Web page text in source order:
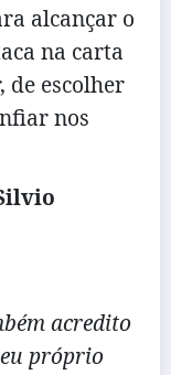
alcançar o
na carta
de escolher
nos
acredito
próprio